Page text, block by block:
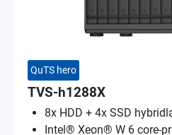
QuTS hero
TVS-h1288X
8x HDD + 4x SSD
Intel® Xeon® W 6 core-